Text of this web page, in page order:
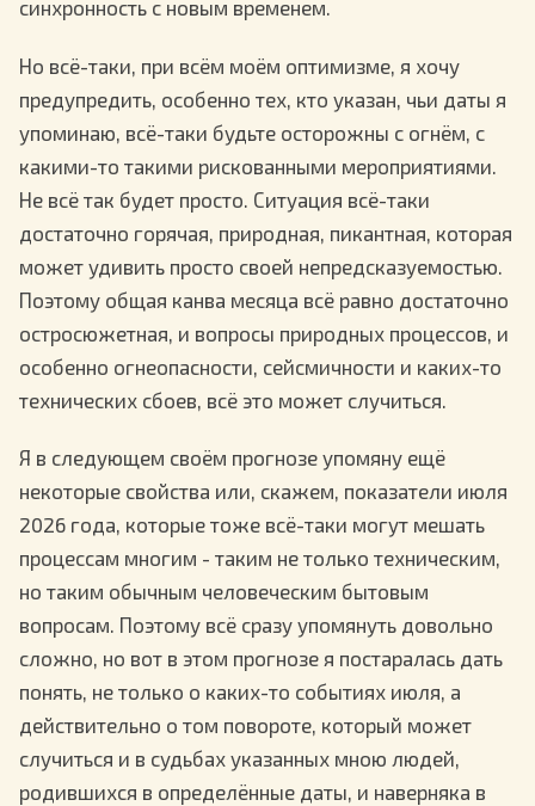
синхронность с новым временем.
Но всё-таки, при всём моём оптимизме, я хочу
предупредить, особенно тех, кто указан, чьи даты я
упоминаю, всё-таки будьте осторожны с огнём, с
какими-то такими рискованными мероприятиями.
Не всё так будет просто. Ситуация всё-таки
достаточно горячая, природная, пикантная, которая
может удивить просто своей непредсказуемостью.
Поэтому общая канва месяца всё равно достаточно
остросюжетная, и вопросы природных процессов, и
особенно огнеопасности, сейсмичности и каких-то
технических сбоев, всё это может случиться.
Я в следующем своём прогнозе упомяну ещё
некоторые свойства или, скажем, показатели июля
2026 года, которые тоже всё-таки могут мешать
процессам многим - таким не только техническим,
но таким обычным человеческим бытовым
вопросам. Поэтому всё сразу упомянуть довольно
сложно, но вот в этом прогнозе я постаралась дать
понять, не только о каких-то событиях июля, а
действительно о том повороте, который может
случиться и в судьбах указанных мною людей,
родившихся в определённые даты, и наверняка в